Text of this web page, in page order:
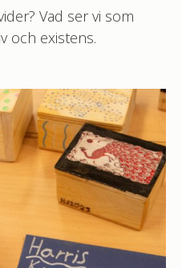
Vad ser vi som
och existens.